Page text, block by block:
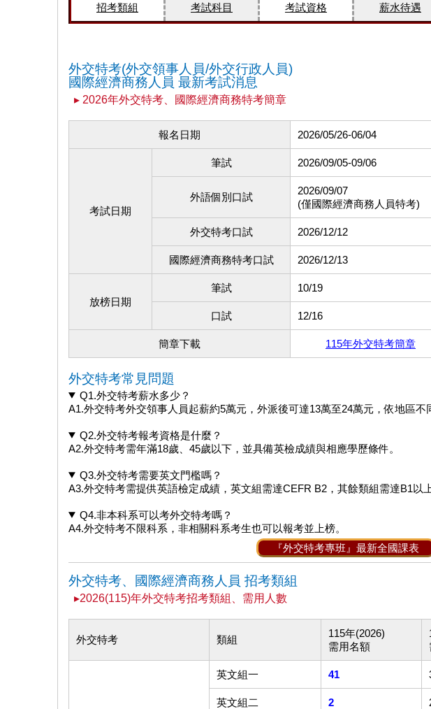
招考類組 考試科目 考試資格 薪水待遇
外交特考(外交領事人員/外交行政人員)
國際經濟商務人員 最新考試消息
▸ 2026年外交特考、國際經濟商務特考簡章
報名日期 2026/05/26-06/04
考試日期
筆試 2026/09/05-09/06
外語個別口試
2026/09/07
(僅國際經濟商務人員特考)
外交特考口試 2026/12/12
國際經濟商務特考口試 2026/12/13
放榜日期
筆試 10/19
口試 12/16
簡章下載 115年外交特考簡章
外交特考常見問題
Q1.外交特考薪水多少？
A1.外交特考外交領事人員起薪約5萬元，外派後可達13萬至24萬元，依地區不
Q2.外交特考報考資格是什麼？
A2.外交特考需年滿18歲、45歲以下，並具備英檢成績與相應學歷條件。
Q3.外交特考需要英文門檻嗎？
A3.外交特考需提供英語檢定成績，英文組需達CEFR B2，其餘類組需達B1以上
Q4.非本科系可以考外交特考嗎？
A4.外交特考不限科系，非相關科系考生也可以報考並上榜。
『外交特考專班』最新全國課表
外交特考、國際經濟商務人員 招考類組
▸2026(115)年外交特考招考類組、需用人數
外交特考 類組
115年(2026)
需用名額
英文組一 41
英文組二 2